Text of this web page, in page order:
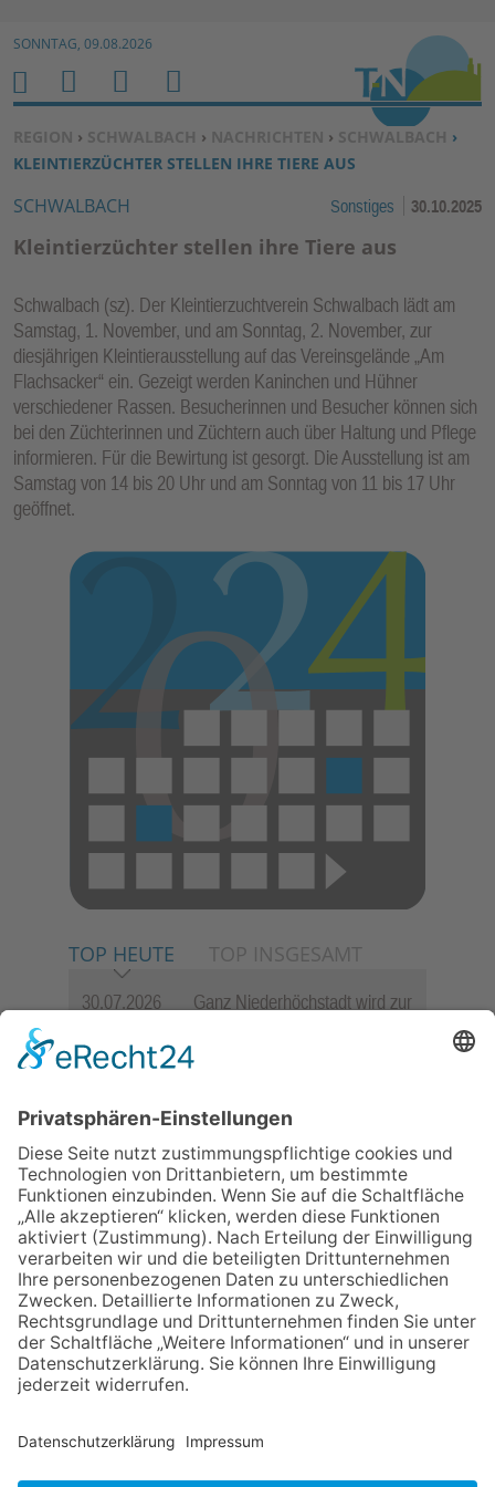
Zum Inhalt springen ↓
SONNTAG, 09.08.2026
SIE BEFINDEN SICH HIER:
REGION › SCHWALBACH › NACHRICHTEN › SCHWALBACH ›
KLEINTIERZÜCHTER STELLEN IHRE TIERE AUS
SCHWALBACH Sonstiges 30.10.2025
Kleintierzüchter stellen ihre Tiere aus
Schwalbach (sz). Der Kleintierzuchtverein Schwalbach lädt am
Samstag, 1. November, und am Sonntag, 2. November, zur
diesjährigen Kleintierausstellung auf das Vereinsgelände „Am
Flachsacker“ ein. Gezeigt werden Kaninchen und Hühner
verschiedener Rassen. Besucherinnen und Besucher können sich
bei den Züchterinnen und Züchtern auch über Haltung und Pflege
informieren. Für die Bewirtung ist gesorgt. Die Ausstellung ist am
Samstag von 14 bis 20 Uhr und am Sonntag von 11 bis 17 Uhr
geöffnet.
TOP HEUTE TOP INSGESAMT
30.07.2026
Ganz Niederhöchstadt wird zur
23.07.2026
Zwischen Fachwerk, Wein und
lädt wieder zum Weinfest ein
Stadiontour kommt nach
Frankfurt
06.08.2026
Jugendchor Hochtaunus
präsentiert sein neues
Programm „Changes“
06.08.2026
Hisamoto und Tölke begeistern
mit Werken von Walter
Wachsmuth
H
O
M
E
M
E
N
U
S
U
C
H
E
N
B
E
N
Z
R
F
U
N
K
TI
O
N
N
NACH OBEN